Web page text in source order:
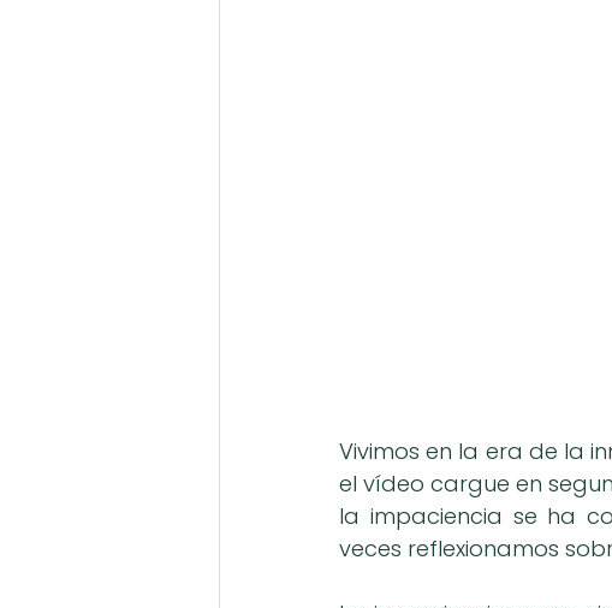
Vivimos en la era de la
el vídeo cargue en
la impaciencia se ha
veces reflexionamos